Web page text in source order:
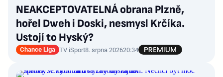
NEAKCEPTOVATELNÁ obrana Plzně,
hořel Dweh i Doski, nesmysl Krčíka.
Ustojí to Hyský?
Chance Liga TV iSport8. srpna 202620:34